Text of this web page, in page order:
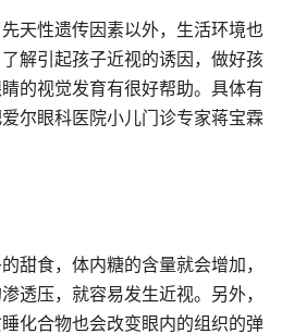
性遗传因素以外，生活环境也
解引起孩子近视的诱因，做好孩
的视觉发育有很好帮助。具体有
尔眼科医院小儿门诊专家蒋宝霖
食，体内糖的含量就会增加，
透压，就容易发生近视。另外，
化合物也会改变眼内的组织的弹